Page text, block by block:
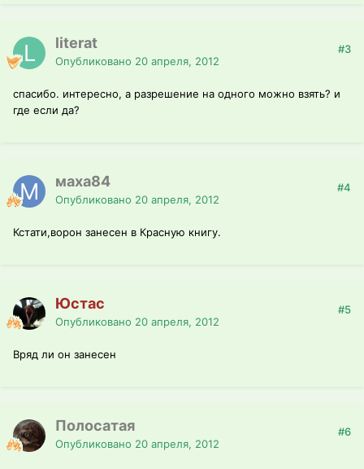
literat
Опубликовано 20 апреля, 2012
#3
спасибо. интересно, а разрешение на одного можно взять? и
где если да?
маха84
Опубликовано 20 апреля, 2012
#4
Кстати,ворон занесен в Красную книгу.
Юстас
Опубликовано 20 апреля, 2012
#5
Вряд ли он занесен
Полосатая
Опубликовано 20 апреля, 2012
#6